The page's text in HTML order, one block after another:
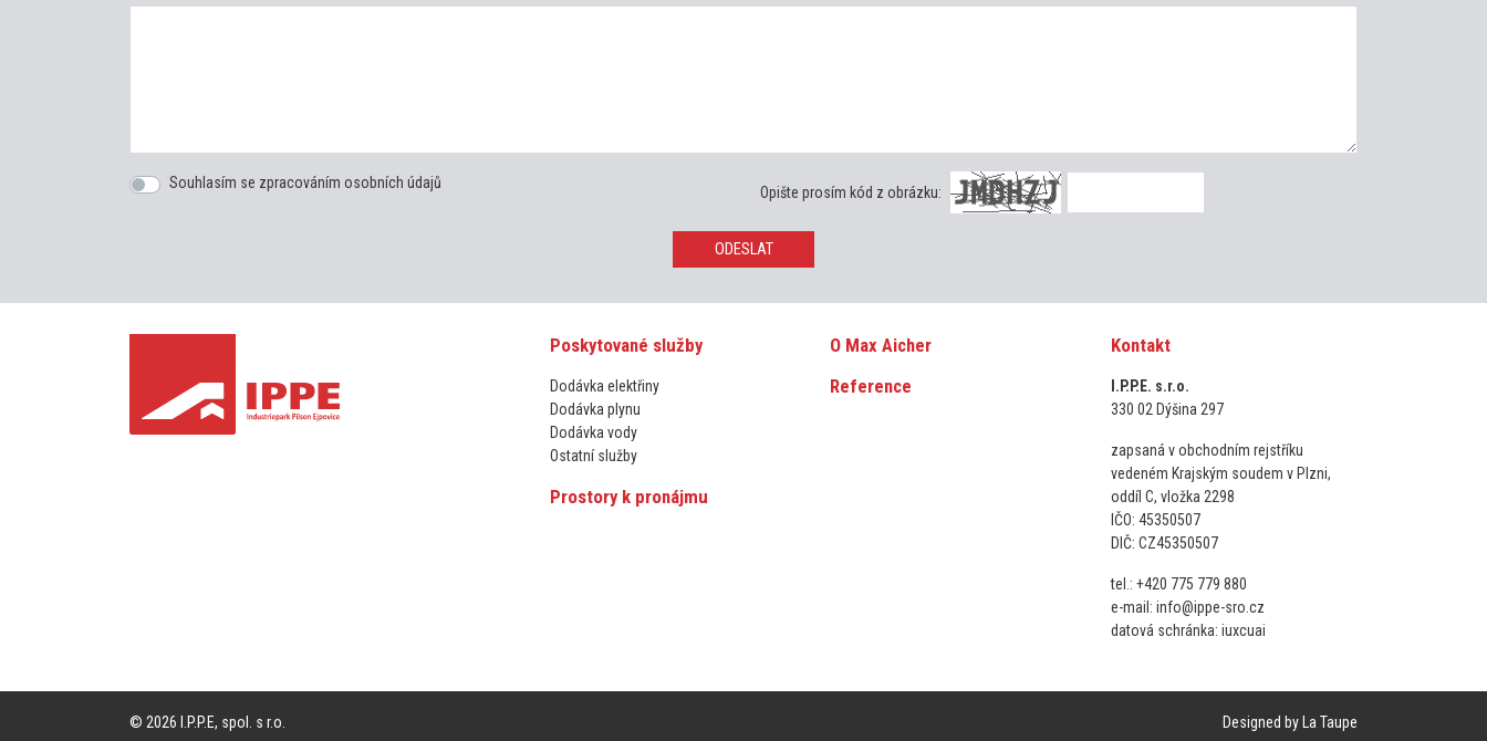
Souhlasím se zpracováním osobních údajů
Opište prosím kód z obrázku:
ODESLAT
Poskytované služby
Dodávka elektřiny
Dodávka plynu
Dodávka vody
Ostatní služby
Prostory k pronájmu
O Max Aicher
Reference
Kontakt
I.P.P.E. s.r.o.
330 02 Dýšina 297
zapsaná v obchodním rejstříku
vedeném Krajským soudem v Plzni,
oddíl C, vložka 2298
IČO: 45350507
DIČ: CZ45350507
tel.: +420 775 779 880
e-mail: info@ippe-sro.cz
datová schránka: iuxcuai
© 2026 I.P.P.E, spol. s r.o. Designed by La Taupe